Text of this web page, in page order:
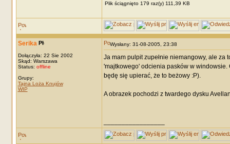
Plik ściągnięto 179 raz(y) 111,39 KB
Serika
Dołączyła: 22 Sie 2002
Skąd: Warszawa
Status: offline
Grupy:
Tajna Loża Knujów
WIP
Wysłany: 31-08-2005, 23:38
Ja mam pulpit zupełnie niemangowy, ale za
'majtkowego' odcienia pasków w
będę się upierać, że to beżowy :P).
A obrazek pochodzi z twardego dysku